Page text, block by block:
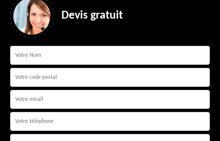
Devis gratuit